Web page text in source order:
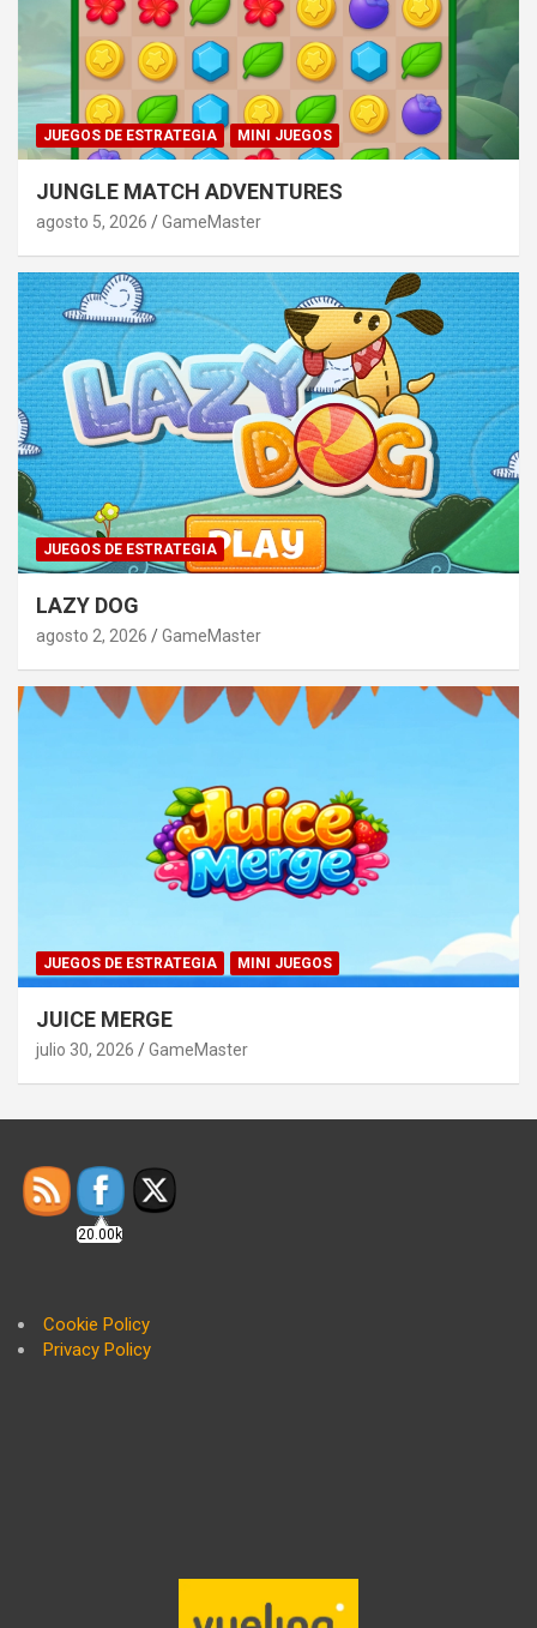
JUEGOS DE ESTRATEGIA MINI JUEGOS
JUNGLE MATCH ADVENTURES
agosto 5, 2026 GameMaster
JUEGOS DE ESTRATEGIA
LAZY DOG
agosto 2, 2026 GameMaster
JUEGOS DE ESTRATEGIA MINI JUEGOS
JUICE MERGE
julio 30, 2026 GameMaster
20.00k
Cookie Policy
Privacy Policy